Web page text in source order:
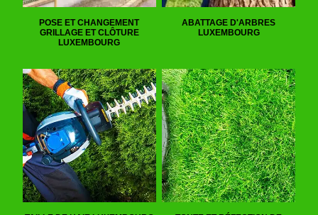
POSE ET CHANGEMENT
GRILLAGE ET CLÔTURE
LUXEMBOURG
ABATTAGE D'ARBRES
LUXEMBOURG